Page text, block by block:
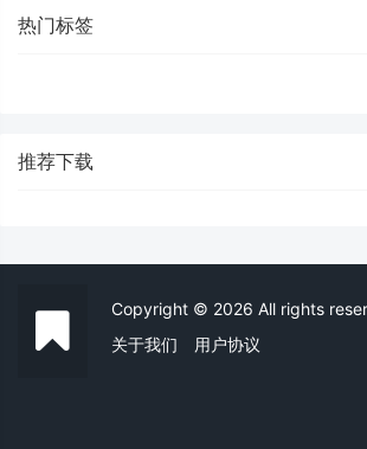
热门标签
推荐下载
Copyright © 2026 All rights
关于我们
用户协议